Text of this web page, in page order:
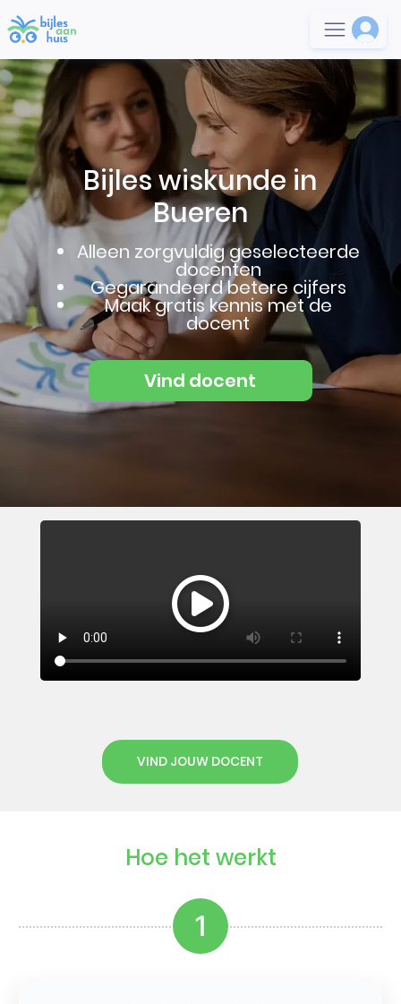
Bijles wiskunde in
Bueren
Alleen zorgvuldig geselecteerde
docenten
Gegarandeerd betere cijfers
Maak gratis kennis met de
docent
Vind docent
VIND JOUW DOCENT
Hoe het werkt
1